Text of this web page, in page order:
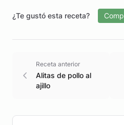
¿Te gustó esta receta?
Receta anterior
Alitas de pollo al
ajillo